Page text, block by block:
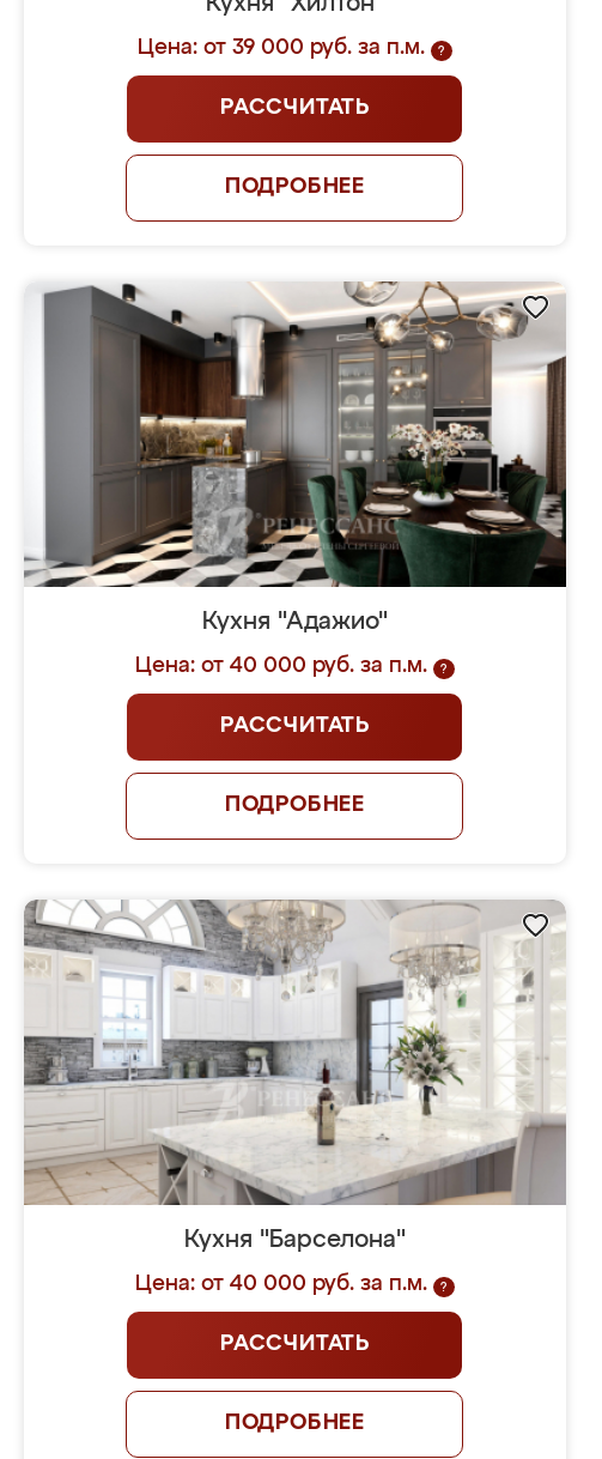
Цена: от 39 000 руб. за п.м. ?
РАССЧИТАТЬ
ПОДРОБНЕЕ
Кухня "Адажио"
Цена: от 40 000 руб. за п.м. ?
РАССЧИТАТЬ
ПОДРОБНЕЕ
Кухня "Барселона"
Цена: от 40 000 руб. за п.м. ?
РАССЧИТАТЬ
ПОДРОБНЕЕ